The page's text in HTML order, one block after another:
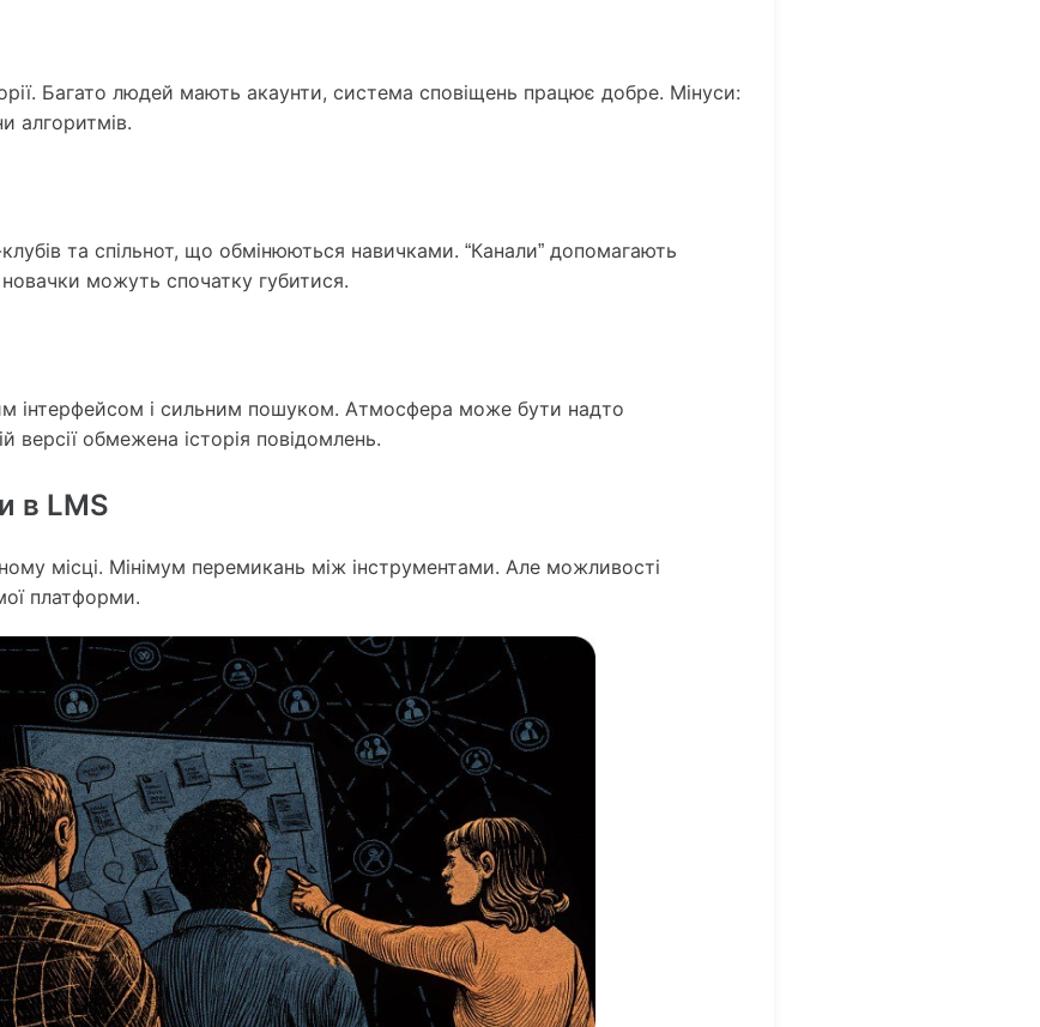
Багато людей мають акаунти, система сповіщень працює добре. Мінуси:
алгоритмів.
та спільнот, що обмінюються навичками. “Канали” допомагають
можуть спочатку губитися.
інтерфейсом і сильним пошуком. Атмосфера може бути надто
обмежена історія повідомлень.
в LMS
місці. Мінімум перемикань між інструментами. Але можливості
платформи.